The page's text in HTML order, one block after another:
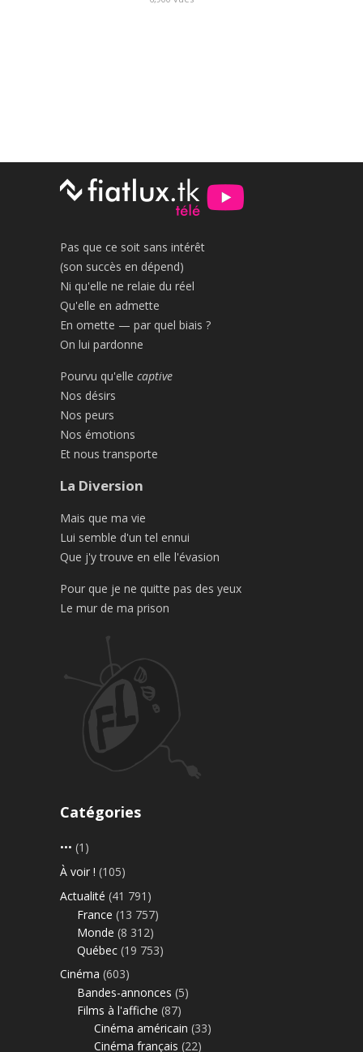
Pas que ce soit sans intérêt
(son succès en dépend)
Ni qu'elle ne relaie du réel
Qu'elle en admette
En omette — par quel biais ?
On lui pardonne
Pourvu qu'elle captive
Nos désirs
Nos peurs
Nos émotions
Et nous transporte
La Diversion
Mais que ma vie
Lui semble d'un tel ennui
Que j'y trouve en elle l'évasion
Pour que je ne quitte pas des yeux
Le mur de ma prison
Catégories
••• (1)
À voir ! (105)
Actualité (41 791)
France (13 757)
Monde (8 312)
Québec (19 753)
Cinéma (603)
Bandes-annonces (5)
Films à l'affiche (87)
Cinéma américain (33)
Cinéma français (22)